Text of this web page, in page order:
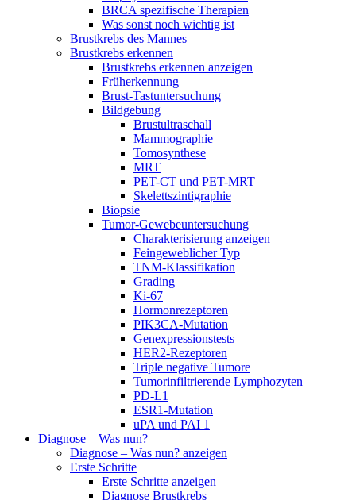
BRCA spezifische Therapien
Was sonst noch wichtig ist
Brustkrebs des Mannes
Brustkrebs erkennen
Brustkrebs erkennen anzeigen
Früherkennung
Brust-Tastuntersuchung
Bildgebung
Brustultraschall
Mammographie
Tomosynthese
MRT
PET-CT und PET-MRT
Skelettszintigraphie
Biopsie
Tumor-Gewebeuntersuchung
Charakterisierung anzeigen
Feingeweblicher Typ
TNM-Klassifikation
Grading
Ki-67
Hormonrezeptoren
PIK3CA-Mutation
Genexpressionstests
HER2-Rezeptoren
Triple negative Tumore
Tumorinfiltrierende Lymphozyten
PD-L1
ESR1-Mutation
uPA und PAI 1
Diagnose – Was nun?
Diagnose – Was nun? anzeigen
Erste Schritte
Erste Schritte anzeigen
Diagnose Brustkrebs